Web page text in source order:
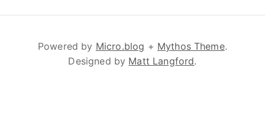
Powered by Micro.blog + Mythos Theme.
Designed by Matt Langford.